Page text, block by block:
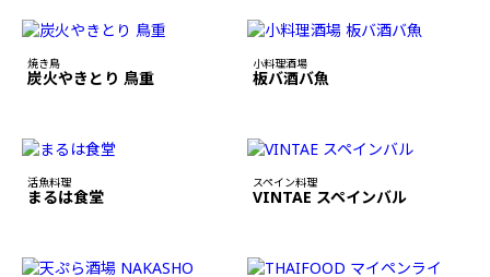
焼き鳥
炭火やきとり 鳥重
小料理酒場
板バ酒バ魚
活魚料理
まるは食堂
スペイン料理
VINTAE スペインバル